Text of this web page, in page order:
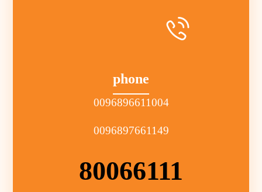
phone
0096896611004
0096897661149
80066111